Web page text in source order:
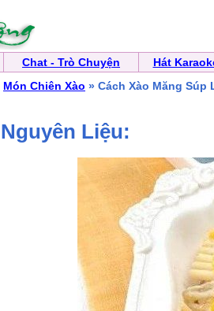
Chat - Trò Chuyện
Hát
Món Chiên Xào » Cách Xào Măng
Nguyên Liệu: